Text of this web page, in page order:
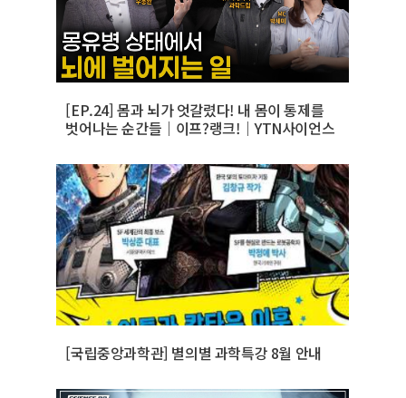
[EP.24] 몸과 뇌가 엇갈렸다! 내 몸이 통제를
벗어나는 순간들｜이프?랭크!｜YTN사이언스
[국립중앙과학관] 별의별 과학특강 8월 안내